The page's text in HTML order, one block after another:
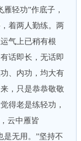
轻功”作底子，
着两人勤练。两
气上已稍有根
话即长，无话即
、内功，均大有
，只是恭恭敬敬
得老是练轻功，
云中雁皆
是无用。”坚持不